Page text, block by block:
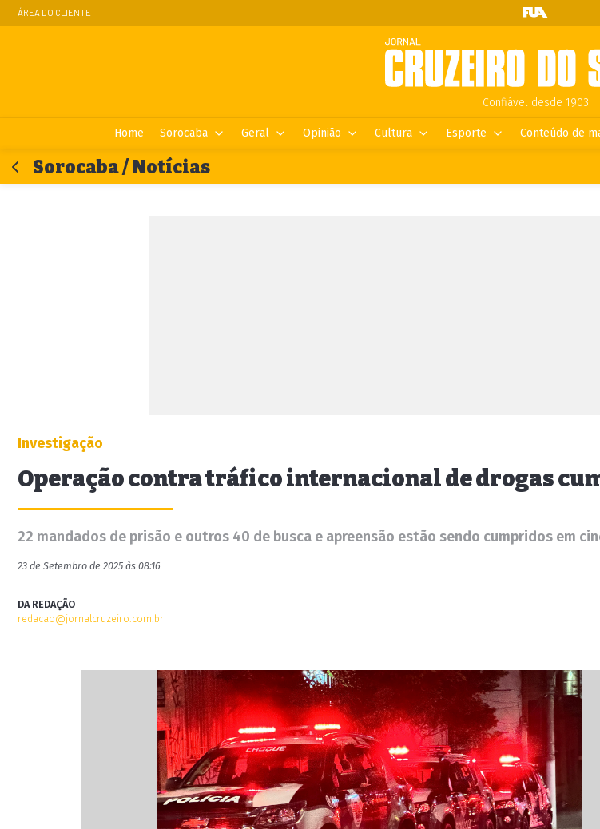
ÁREA DO CLIENTE
Confiável desde 1903.
Home Sorocaba Geral Opinião Cultura Esporte Conteúdo de
Sorocaba / Notícias
Investigação
Operação contra tráfico internacional de drogas
22 mandados de prisão e outros 40 de busca e apreensão estão sendo cumpridos em
23 de Setembro de 2025 às 08:16
DA REDAÇÃO
redacao@jornalcruzeiro.com.br